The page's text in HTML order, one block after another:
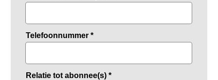
Telefoonnummer*
Relatie tot abonnee(s)*